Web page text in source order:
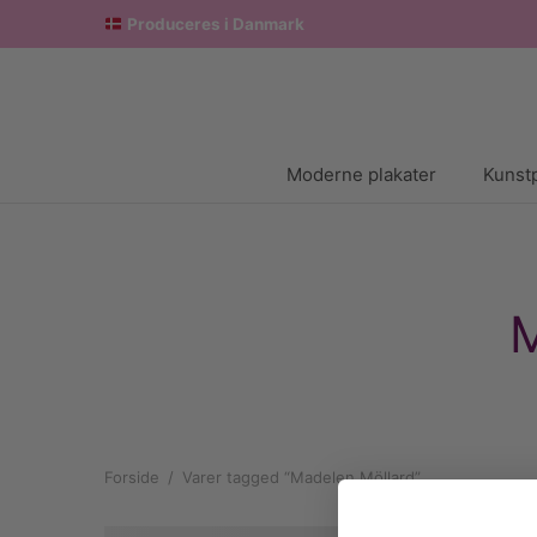
Produceres i Danmark
Moderne plakater
Forside / Varer tagged “Madelen Möllard”